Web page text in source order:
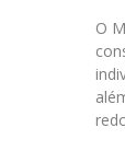
O